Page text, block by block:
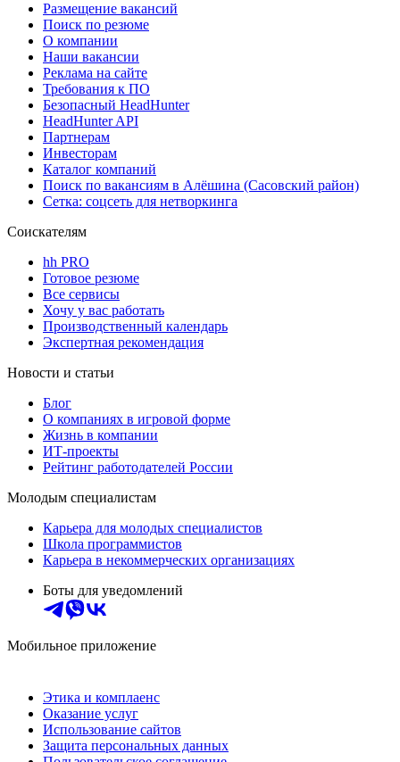
Размещение вакансий
Поиск по резюме
О компании
Наши вакансии
Реклама на сайте
Требования к ПО
Безопасный HeadHunter
HeadHunter API
Партнерам
Инвесторам
Каталог компаний
Поиск по вакансиям в Алёшина (Сасовский район)
Сетка: соцсеть для нетворкинга
Соискателям
hh PRO
Готовое резюме
Все сервисы
Хочу у вас работать
Производственный календарь
Экспертная рекомендация
Новости и статьи
Блог
О компаниях в игровой форме
Жизнь в компании
ИТ-проекты
Рейтинг работодателей России
Молодым специалистам
Карьера для молодых специалистов
Школа программистов
Карьера в некоммерческих организациях
Боты для уведомлений
Мобильное приложение
Этика и комплаенс
Оказание услуг
Использование сайтов
Защита персональных данных